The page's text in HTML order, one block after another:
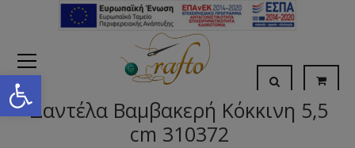
Open toolbar
Δαντέλα Βαμβακερή Κόκκινη 5,5
cm 310372